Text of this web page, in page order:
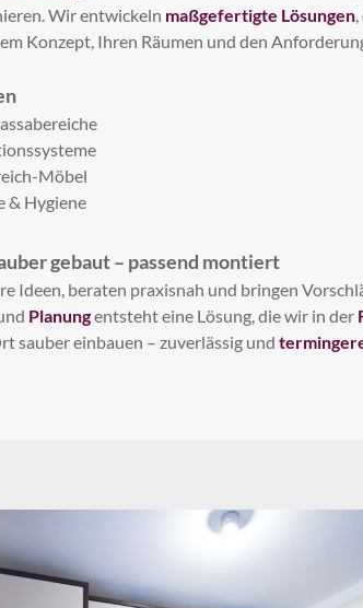
Wir entwickeln maßgefertigte Lösungen
Konzept, Ihren Räumen und den
Möbel
& Hygiene
gebaut – passend montiert
Ideen, beraten praxisnah und bringen
Planungentsteht eine Lösung, die wir in der
sauber einbauen – zuverlässig und